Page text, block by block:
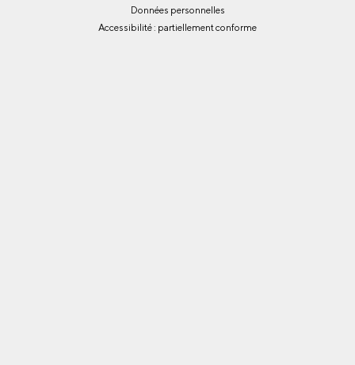
Données personnelles
Accessibilité : partiellement conforme